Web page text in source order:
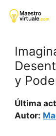
para
y
Última
Autor: